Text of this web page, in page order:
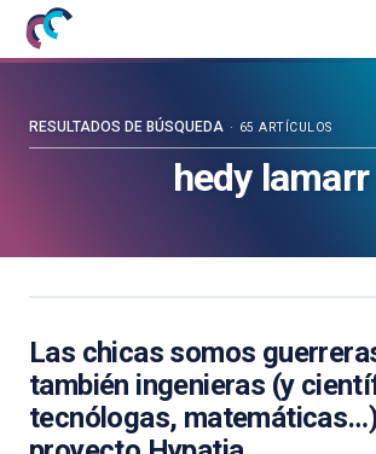
Mujeres
con
blog
hedy lamarr
RESULTADOS DE BÚSQUEDA 65 ARTÍCULOS
Las chicas somos
también ingenieras (y
tecnólogas,